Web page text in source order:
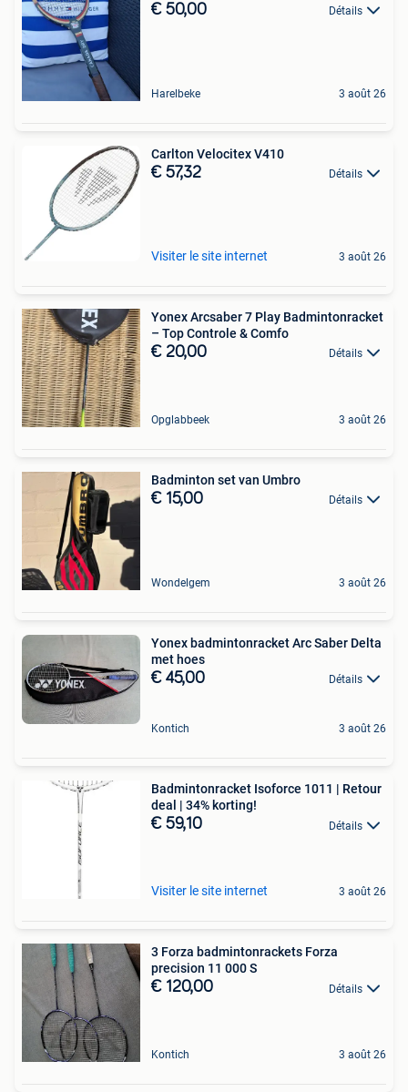
€ 50,00 Détails
Harelbeke 3 août 26
Carlton Velocitex V410
€ 57,32 Détails
Visiter le site internet 3 août 26
Yonex Arcsaber 7 Play Badmintonracket
– Top Controle & Comfo
€ 20,00 Détails
Opglabbeek 3 août 26
Badminton set van Umbro
€ 15,00 Détails
Wondelgem 3 août 26
Yonex badmintonracket Arc Saber Delta
met hoes
€ 45,00 Détails
Kontich 3 août 26
Badmintonracket Isoforce 1011 | Retour
deal | 34% korting!
€ 59,10 Détails
Visiter le site internet 3 août 26
3 Forza badmintonrackets Forza
precision 11 000 S
€ 120,00 Détails
Kontich 3 août 26